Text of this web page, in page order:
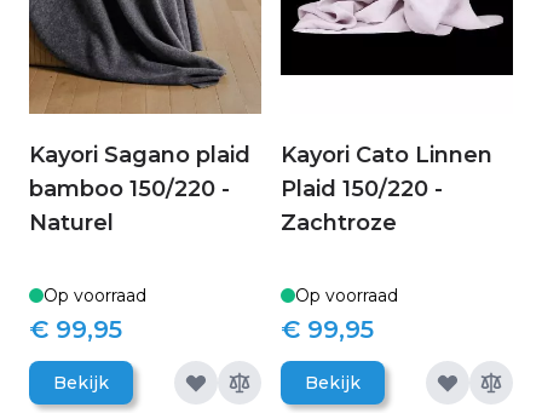
Kayori Sagano plaid
bamboo 150/220 -
Naturel
Op voorraad
€ 99,95
Bekijk
Kayori Cato Linnen
Plaid 150/220 -
Zachtroze
Op voorraad
€ 99,95
Bekijk